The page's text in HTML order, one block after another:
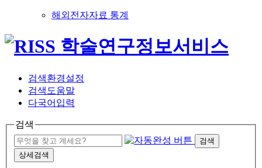
해외전자자료 통계
검색환경설정
검색도움말
다국어입력
검색
검색
상세검색